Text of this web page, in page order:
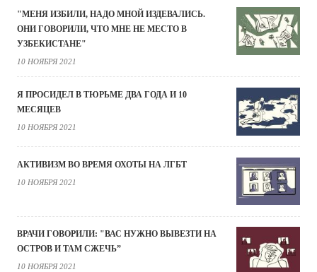
"МЕНЯ ИЗБИЛИ, НАДО МНОЙ ИЗДЕВАЛИСЬ.
ОНИ ГОВОРИЛИ, ЧТО МНЕ НЕ МЕСТО В
УЗБЕКИСТАНЕ"
10 НОЯБРЯ 2021
Я ПРОСИДЕЛ В ТЮРЬМЕ ДВА ГОДА И 10
МЕСЯЦЕВ
10 НОЯБРЯ 2021
АКТИВИЗМ ВО ВРЕМЯ ОХОТЫ НА ЛГБТ
10 НОЯБРЯ 2021
ВРАЧИ ГОВОРИЛИ: "ВАС НУЖНО ВЫВЕЗТИ НА
ОСТРОВ И ТАМ СЖЕЧЬ”
10 НОЯБРЯ 2021